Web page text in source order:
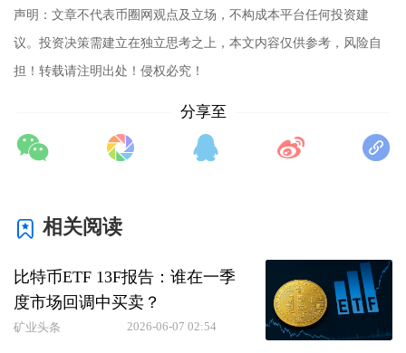
声明：文章不代表币圈网观点及立场，不构成本平台任何投资建
议。投资决策需建立在独立思考之上，本文内容仅供参考，风险自
担！转载请注明出处！侵权必究！
分享至
相关阅读
比特币ETF 13F报告：谁在一季
度市场回调中买卖？
矿业头条 2026-06-07 02:54